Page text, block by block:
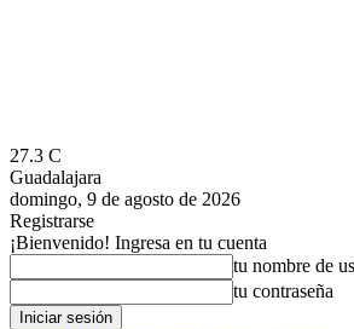
27.3 C
Guadalajara
domingo, 9 de agosto de 2026
Registrarse
¡Bienvenido! Ingresa en tu cuenta
tu nombre de
tu contraseña